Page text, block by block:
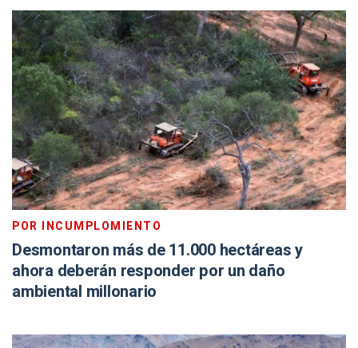
POR INCUMPLOMIENTO
Desmontaron más de 11.000 hectáreas y
ahora deberán responder por un daño
ambiental millonario